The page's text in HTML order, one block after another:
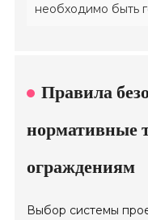
необходимо быть
Правила
нормативные
ограждениям
Выбор системы